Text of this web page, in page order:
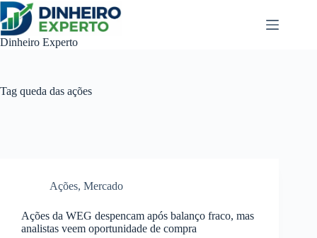
Pular
para
o
conteúdo
Dinheiro Experto
Tag queda das ações
Ações, Mercado
Ações da WEG despencam após balanço fraco, mas
analistas veem oportunidade de compra